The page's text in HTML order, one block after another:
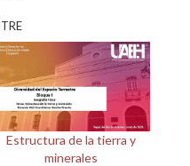
Estructura de la tierra y
minerales